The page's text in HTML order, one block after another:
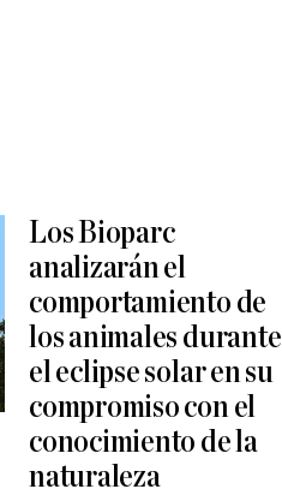
Los Bioparc
analizarán el
comportamiento de
los animales durante
el eclipse solar en su
compromiso con el
conocimiento de la
naturaleza